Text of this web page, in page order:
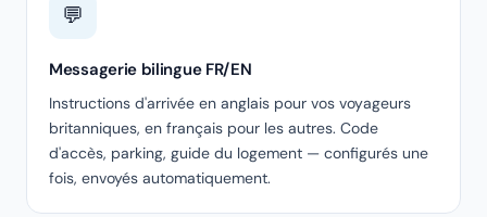
💬
Messagerie bilingue FR/EN
Instructions d'arrivée en anglais pour vos voyageurs
britanniques, en français pour les autres. Code
d'accès, parking, guide du logement — configurés une
fois, envoyés automatiquement.